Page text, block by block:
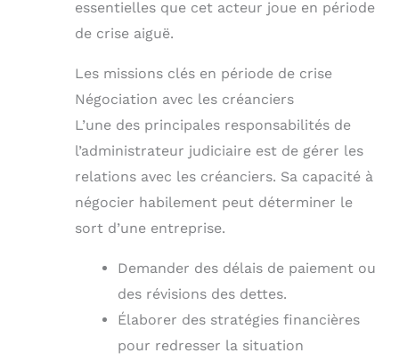
essentielles que cet acteur joue en période
de crise aiguë.
Les missions clés en période de crise
Négociation avec les créanciers
L’une des principales responsabilités de
l’administrateur judiciaire est de gérer les
relations avec les créanciers. Sa capacité à
négocier habilement peut déterminer le
sort d’une entreprise.
Demander des délais de paiement ou
des révisions des dettes.
Élaborer des stratégies financières
pour redresser la situation